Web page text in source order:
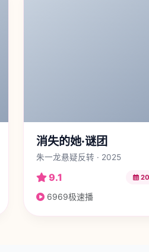
消失的她·谜团
朱一龙悬疑反转 · 2025
9.1
6969极速播